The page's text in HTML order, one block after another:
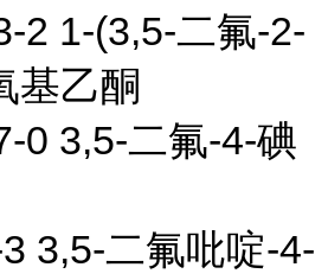
2 1-(3,5-二氟-2-
基乙酮
0 3,5-二氟-4-碘
3,5-二氟吡啶-4-